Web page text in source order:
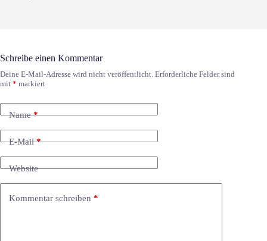
Schreibe einen Kommentar
Deine E-Mail-Adresse wird nicht veröffentlicht. Erforderliche Felder sind
mit * markiert
Name*
E-Mail*
Website
Kommentar schreiben *